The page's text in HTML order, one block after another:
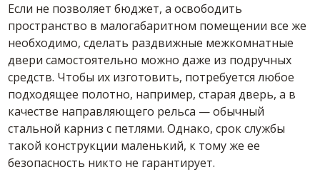
Если не позволяет бюджет, а освободить
пространство в малогабаритном помещении все же
необходимо, сделать раздвижные межкомнатные
двери самостоятельно можно даже из подручных
средств. Чтобы их изготовить, потребуется любое
подходящее полотно, например, старая дверь, а в
качестве направляющего рельса — обычный
стальной карниз с петлями. Однако, срок службы
такой конструкции маленький, к тому же ее
безопасность никто не гарантирует.